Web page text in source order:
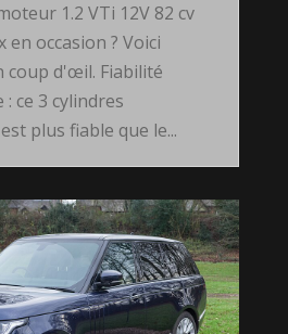
1.2 VTi 12V 82 cv
occasion ? Voici
coup d'œil. Fiabilité
ce 3 cylindres
plus fiable que le...